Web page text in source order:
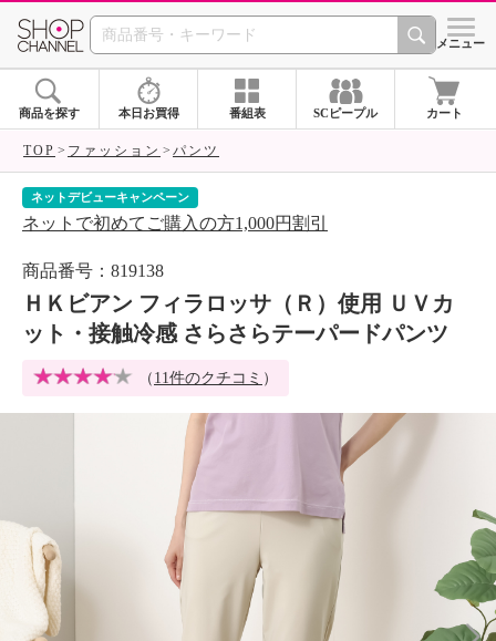
SHOP CHANNEL シメニュー
商品を探す 本日お買得 番組表 SCピープル カート
TOP ファッション パンツ
ネットデビューキャンペーン
ネットで初めてご購入の方1,000円割引
商品番号：819138
ＨＫビアン フィラロッサ（Ｒ）使用 ＵＶカ
ット・接触冷感 さらさらテーパードパンツ
（ 11件のクチコミ ）